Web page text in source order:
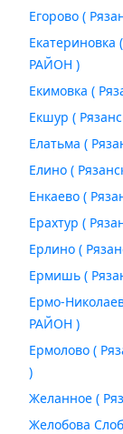
Егорово (
РАЙОН )
Екимовка (
Екшур (
Елатьма (
Елино (
Енкаево (
Ерахтур (
Ерлино (
Ермишь (
Ермо-
РАЙОН )
Ермолово (
)
Желанное (
Желобова